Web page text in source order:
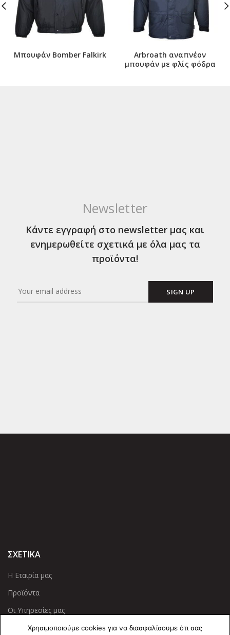
Μπουφάν Bomber Falkirk
Arbroath αναπνέον
μπουφάν με φλίς φόδρα
Newsletter
Κάντε εγγραφή στο newsletter μας και
ενημερωθείτε σχετικά με όλα μας τα
προϊόντα!
ΣΧΕΤΙΚΑ
Η Εταιρία μας
Προϊόντα
Οι Υπηρεσίες μας
Χρησιμοποιούμε cookies για να διασφαλίσουμε ότι σας